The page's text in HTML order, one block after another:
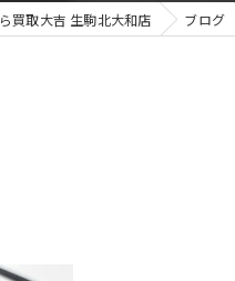
買取大吉 生駒北大和店 ブログ